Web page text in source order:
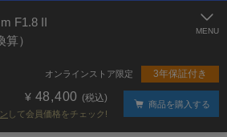
F1.8 II
）
オンラインストア限定 3年保証付き
48,400 (税込)
して会員価格をチェック!
商品を購入する